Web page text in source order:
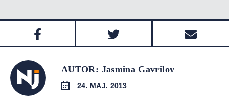
AUTOR: Jasmina Gavrilov
24. MAJ. 2013